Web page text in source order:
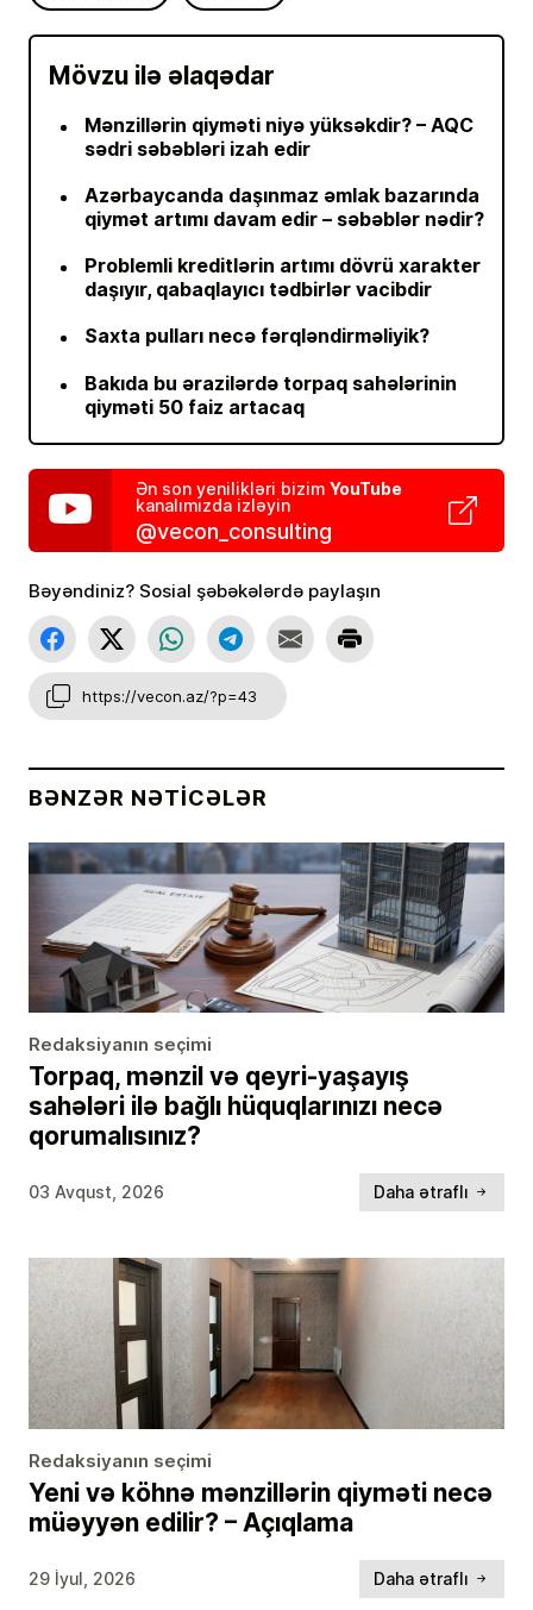
Mövzu ilə əlaqədar
Mənzillərin qiyməti niyə yüksəkdir? – AQC
sədri səbəbləri izah edir
Azərbaycanda daşınmaz əmlak bazarında
qiymət artımı davam edir – səbəblər nədir?
Problemli kreditlərin artımı dövrü xarakter
daşıyır, qabaqlayıcı tədbirlər vacibdir
Saxta pulları necə fərqləndirməliyik?
Bakıda bu ərazilərdə torpaq sahələrinin
qiyməti 50 faiz artacaq
Ən son yenilikləri bizim YouTube
kanalımızda izləyin
@vecon_consulting
Bəyəndiniz? Sosial şəbəkələrdə paylaşın
https://vecon.az/?p=43
BƏNZƏR NƏTICƏLƏR
Redaksiyanın seçimi
Torpaq, mənzil və qeyri-yaşayış
sahələri ilə bağlı hüquqlarınızı necə
qorumalısınız?
03 Avqust, 2026 Daha ətraflı
Redaksiyanın seçimi
Yeni və köhnə mənzillərin qiyməti necə
müəyyən edilir? – Açıqlama
29 İyul, 2026 Daha ətraflı